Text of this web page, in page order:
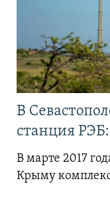
В
станция
В марте 2017
Крыму